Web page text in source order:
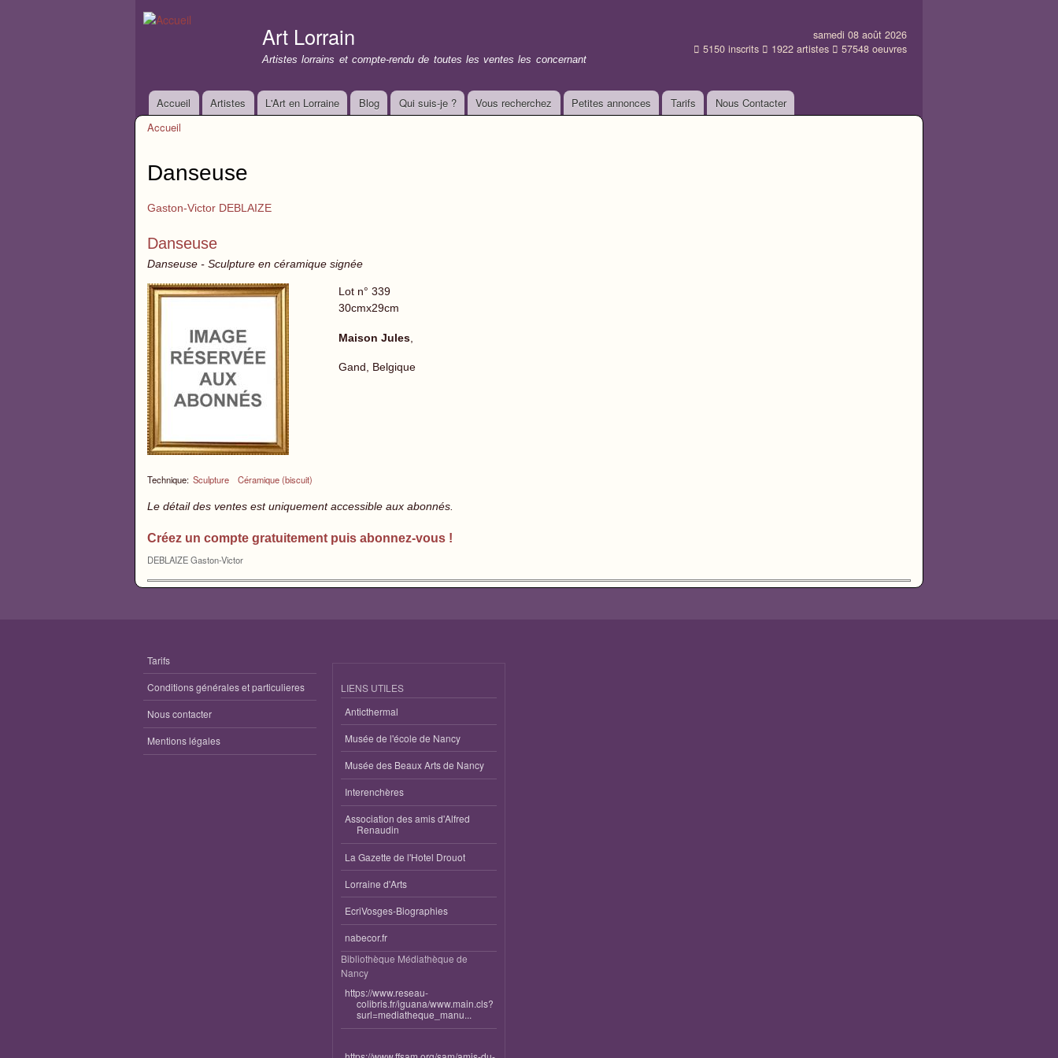
Art Lorrain
Artistes lorrains et compte-rendu de toutes les ventes les concernant
samedi 08 août 2026
5150 inscrits 1922 artistes 57548 oeuvres
Menu principal
Accueil Artistes L'Art en Lorraine Blog Qui suis-je ? Vous recherchez Petites annonces Tarifs Nous Contacter
Accueil
Danseuse
Gaston-Victor DEBLAIZE
Danseuse
Danseuse - Sculpture en céramique signée
Technique: Sculpture Céramique (biscuit)
Lot n° 339
30cmx29cm
Maison Jules,
Gand, Belgique
Le détail des ventes est uniquement accessible aux abonnés.
Créez un compte gratuitement puis abonnez-vous !
DEBLAIZE Gaston-Victor
Tarifs
Conditions générales et particulieres
Nous contacter
Mentions légales
LIENS UTILES
Anticthermal
Musée de l'école de Nancy
Musée des Beaux Arts de Nancy
Interenchères
Association des amis d'Alfred
Renaudin
La Gazette de l'Hotel Drouot
Lorraine d'Arts
EcriVosges-Biographies
nabecor.fr
Bibliothèque Médiathèque de
Nancy
https://www.reseau-
colibris.fr/iguana/www.main.cls?
surl=mediatheque_manu...